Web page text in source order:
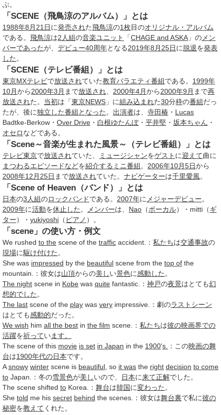
ぶ。
「SCENE（飛鳥涼のアルバム）」とは
1988年8月 21日に発売された飛鳥涼の1枚目のオリジナル・アルバム
である。 飛鳥涼は2人組の音楽ユニット 「CHAGE and ASKA 」の メン
バーであったが、 デビュー40周年となる2019年8月 25日に脱退を発表
した 。
「SCENE（テレビ番組）」とは
東京MXテレビで放送されていた教育バラエティ番組である。 1999年
10月から2000年3月 まで放送され 2000年4月から2000年9月 まで再
放送された。 当初は「東京NEWS 」に組み込まれた30分枠の番組だっ
たが、後に独立した番組 となった 。 出演者は、 寺田椿 ・ Lucas
Badtke-Berkow・ Over Drive ・ 白根ゆたんぽ・ 平井堅 ・ 坂本ちゃん ・
オセロなどである。
「Scene～音楽が生まれた風景～（テレビ番組）」とは
テレビ東京で放送されていた、 ミュージシャンをゲスト に迎えて曲に
まつわるエピソードなどを紹介する ミニ番組 。 2006年10月5日から
2008年12月 25日 まで放送されていた。 ナビゲーターは千里愛風。
「Scene of Heaven（バンド）」とは
日本の3人組のロックバンドである。 2007年に メジャーデビュー。
2009年に活動を休止した 。 メンバーは、 Nao （ボーカル）・mitti（ギ
ター）・ yukiyoshi （ ピアノ ）。
「scene」の使い方・例文
We rushed to the scene of the traffic accident.： 私たちは交通事故の
現場に駆け付けた 。
She was impressed by the beautiful scene from the top of the
mountain.：彼女は山頂からの美しい景色に感動した 。
The night scene in Kobe was quite fantastic.： 神戸の夜景はとても幻
想的でした 。
The last scene of the play was very impressive.：劇のラストシーン
はとても感動的だった。
We wish him all the best in the film scene.： 私たちは彼の映画界での
活躍を祈っています。
The scene of this movie is set in Japan in the 1900's. ：この映画の舞
台は1900年代の日本です。
Asnowy winter scene is beautiful , so it was the right decision to come
to Japan.：冬の雪景色が美しいので、 日本に来て正解でした。
The scene shifted to Korea.： 舞台は韓国に変わった 。
She told me his secret behind the scenes.：彼女は舞台裏で私に彼の
秘密を教えて くれた。